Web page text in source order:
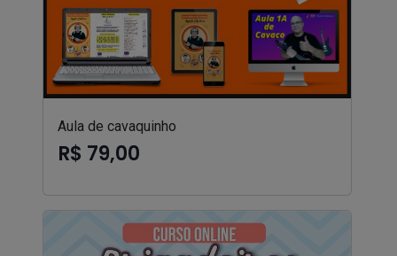
Aula de cavaquinho
R$ 79,00